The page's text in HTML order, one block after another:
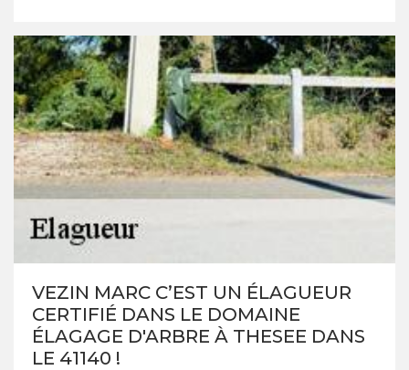
VEZIN MARC C’EST UN ÉLAGUEUR
CERTIFIÉ DANS LE DOMAINE
ÉLAGAGE D'ARBRE À THESEE DANS
LE 41140 !